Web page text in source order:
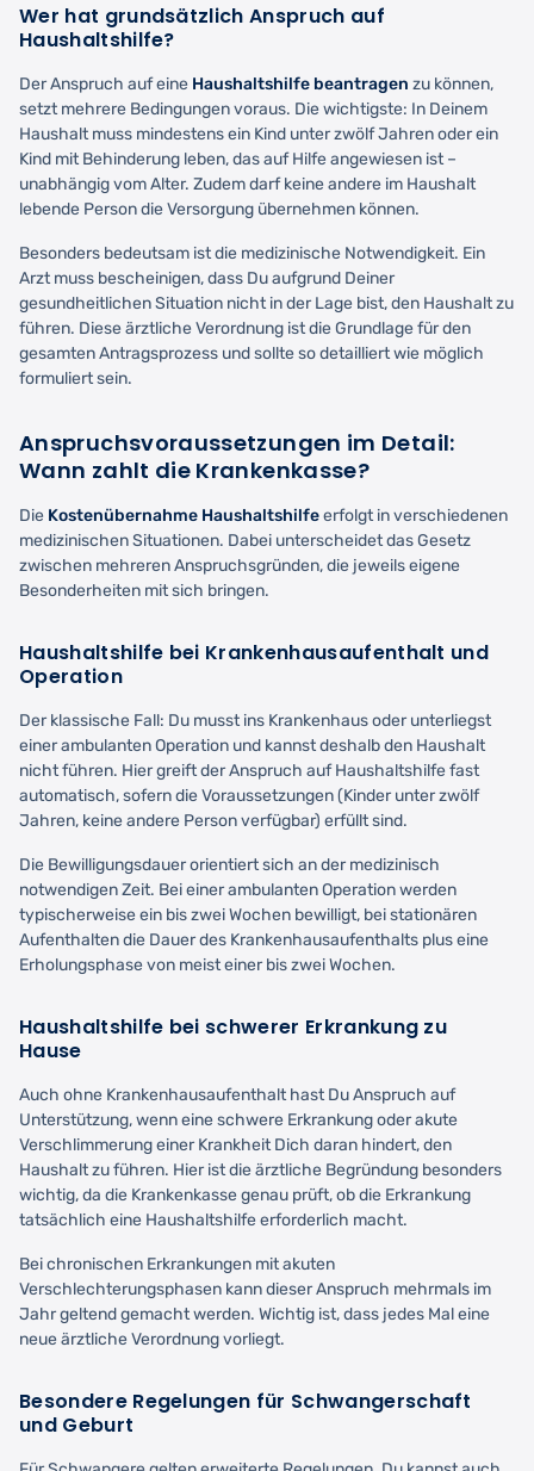
Wer hat grundsätzlich Anspruch auf
Haushaltshilfe?
Der Anspruch auf eine Haushaltshilfe beantragen zu können,
setzt mehrere Bedingungen voraus. Die wichtigste: In Deinem
Haushalt muss mindestens ein Kind unter zwölf Jahren oder ein
Kind mit Behinderung leben, das auf Hilfe angewiesen ist –
unabhängig vom Alter. Zudem darf keine andere im Haushalt
lebende Person die Versorgung übernehmen können.
Besonders bedeutsam ist die medizinische Notwendigkeit. Ein
Arzt muss bescheinigen, dass Du aufgrund Deiner
gesundheitlichen Situation nicht in der Lage bist, den Haushalt zu
führen. Diese ärztliche Verordnung ist die Grundlage für den
gesamten Antragsprozess und sollte so detailliert wie möglich
formuliert sein.
Anspruchsvoraussetzungen im Detail:
Wann zahlt die Krankenkasse?
Die Kostenübernahme Haushaltshilfeerfolgt in verschiedenen
medizinischen Situationen. Dabei unterscheidet das Gesetz
zwischen mehreren Anspruchsgründen, die jeweils eigene
Besonderheiten mit sich bringen.
Haushaltshilfe bei Krankenhausaufenthalt und
Operation
Der klassische Fall: Du musst ins Krankenhaus oder unterliegst
einer ambulanten Operation und kannst deshalb den Haushalt
nicht führen. Hier greift der Anspruch auf Haushaltshilfe fast
automatisch, sofern die Voraussetzungen (Kinder unter zwölf
Jahren, keine andere Person verfügbar) erfüllt sind.
Die Bewilligungsdauer orientiert sich an der medizinisch
notwendigen Zeit. Bei einer ambulanten Operation werden
typischerweise ein bis zwei Wochen bewilligt, bei stationären
Aufenthalten die Dauer des Krankenhausaufenthalts plus eine
Erholungsphase von meist einer bis zwei Wochen.
Haushaltshilfe bei schwerer Erkrankung zu
Hause
Auch ohne Krankenhausaufenthalt hast Du Anspruch auf
Unterstützung, wenn eine schwere Erkrankung oder akute
Verschlimmerung einer Krankheit Dich daran hindert, den
Haushalt zu führen. Hier ist die ärztliche Begründung besonders
wichtig, da die Krankenkasse genau prüft, ob die Erkrankung
tatsächlich eine Haushaltshilfe erforderlich macht.
Bei chronischen Erkrankungen mit akuten
Verschlechterungsphasen kann dieser Anspruch mehrmals im
Jahr geltend gemacht werden. Wichtig ist, dass jedes Mal eine
neue ärztliche Verordnung vorliegt.
Besondere Regelungen für Schwangerschaft
und Geburt